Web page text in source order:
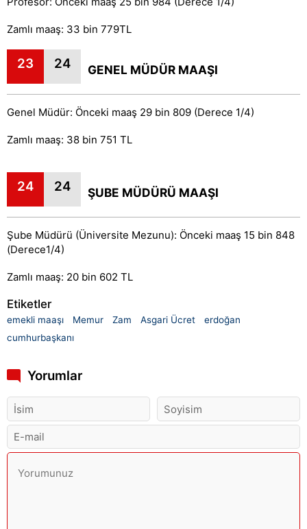
Zamlı maaş: 33 bin 779TL
23 24 GENEL MÜDÜR MAAŞI
Genel Müdür: Önceki maaş 29 bin 809 (Derece 1/4)
Zamlı maaş: 38 bin 751 TL
24 24 ŞUBE MÜDÜRÜ MAAŞI
Şube Müdürü (Üniversite Mezunu): Önceki maaş 15 bin 848
(Derece1/4)
Zamlı maaş: 20 bin 602 TL
Etiketler
emekli maaşı Memur Zam Asgari Ücret
erdoğan
cumhurbaşkanı
Yorumlar